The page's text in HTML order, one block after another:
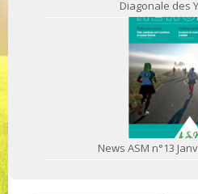
Diagonale des
News ASM n°13